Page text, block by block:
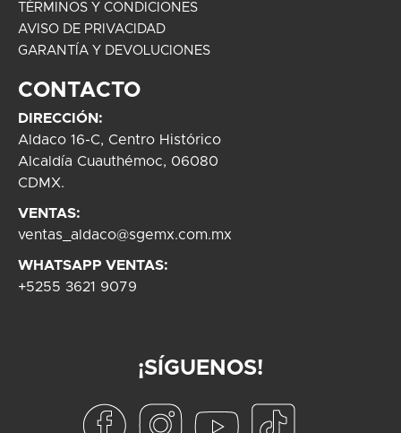
TÉRMINOS Y CONDICIONES
AVISO DE PRIVACIDAD
GARANTÍA Y DEVOLUCIONES
CONTACTO
DIRECCIÓN:
Aldaco 16-C, Centro Histórico
Alcaldía Cuauthémoc, 06080
CDMX.
VENTAS:
ventas_aldaco@sgemx.com.mx
WHATSAPP VENTAS:
+5255 3621 9079
¡SÍGUENOS!